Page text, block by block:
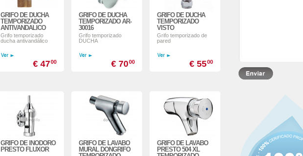
GRIFO DE DUCHA
TEMPORIZADO
ANTIVANDALICO
Grifo temporizado
ducha antivandálico
€ 4700
GRIFO DE DUCHA
TEMPORIZADO AR-
30016
Grifo temporizado
DUCHA
€ 7000
GRIFO DE DUCHA
TEMPORIZADO
VISTO
Grifo temporizado de
pared
€ 5500
GRIFO DE INODORO
PRESTO FLUXOR
GRIFO DE LAVABO
MURAL DONGRIFO
GRIFO DE LAVABO
PRESTO 504 XL